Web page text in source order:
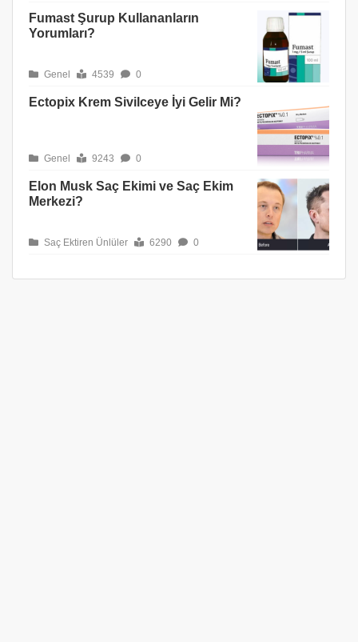
Fumast Şurup Kullananların
Yorumları?
Genel 4539 0
Ectopix Krem Sivilceye İyi Gelir Mi?
Genel 9243 0
Elon Musk Saç Ekimi ve Saç Ekim
Merkezi?
Saç Ektiren Ünlüler 6290 0